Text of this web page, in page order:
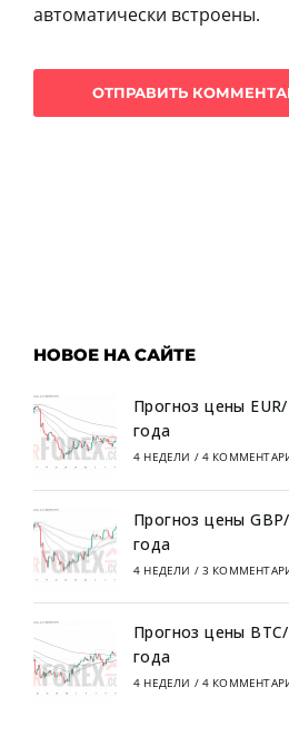
автоматически встроены.
НОВОЕ НА САЙТЕ
Прогноз цены
года
4 НЕДЕЛИ / 4
Прогноз цены
года
4 НЕДЕЛИ / 3
Прогноз цены
года
4 НЕДЕЛИ / 4